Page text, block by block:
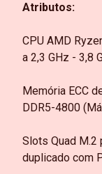
Atributos:
CPU AMD
a 2,3 GHz - 3,8
Memória ECC
DDR5-4800
Slots Quad M.2
duplicado com